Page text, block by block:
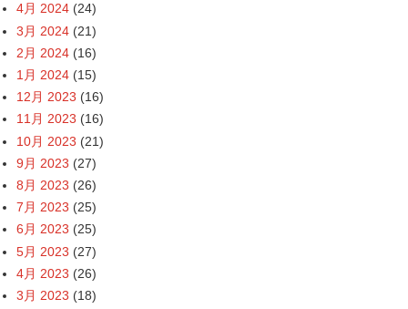
4月 2024 (24)
3月 2024 (21)
2月 2024 (16)
1月 2024 (15)
12月 2023 (16)
11月 2023 (16)
10月 2023 (21)
9月 2023 (27)
8月 2023 (26)
7月 2023 (25)
6月 2023 (25)
5月 2023 (27)
4月 2023 (26)
3月 2023 (18)